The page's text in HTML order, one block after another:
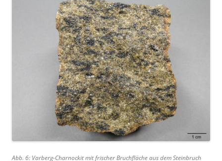
Abb. 6: Varberg-Charnockit mit frischer Bruchfläche aus dem Steinbruch